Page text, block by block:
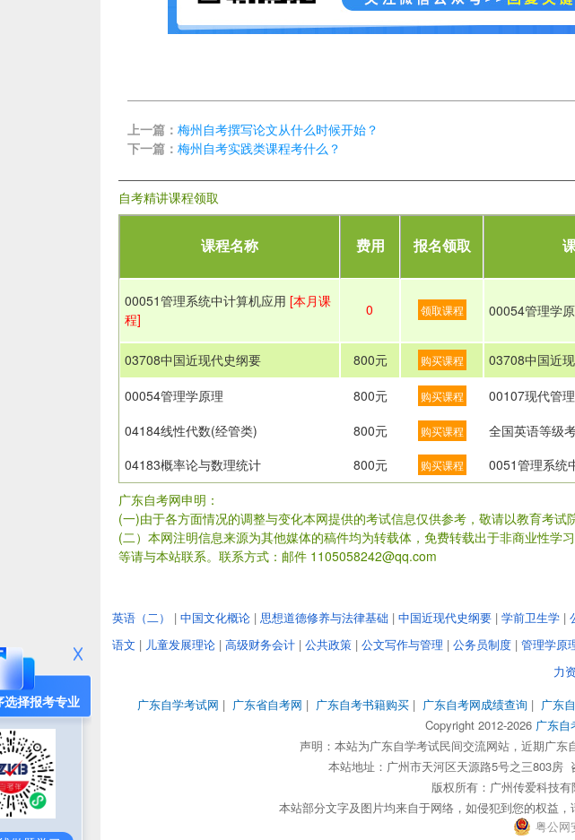
上一篇： 梅州自考撰写论文从什么时候开始？
下一篇： 梅州自考实践类课程考什么？
自考精讲课程领取
课程名称 费用 报名领取
00051管理系统中计算机应用 [本月课
程]
0 领取课程 00054管理学
03708中国近现代史纲要 800元 购买课程 03708中国近
00054管理学原理 800元 购买课程 00107现代管
04184线性代数(经管类) 800元 购买课程 全国英语等级
04183概率论与数理统计 800元 购买课程 0051管理系统
广东自考网申明：
(一)由于各方面情况的调整与变化本网提供的考试信息仅供参考，敬请以教育考试
(二）本网注明信息来源为其他媒体的稿件均为转载体，免费转载出于非商业性学
等请与本站联系。联系方式：邮件 1105058242@qq.com
选择报考专业
英语（二） | 中国文化概论 | 思想道德修养与法律基础 | 中国近现代史纲要 | 学前卫生学 |
语文 | 儿童发展理论 | 高级财务会计 | 公共政策 | 公文写作与管理 | 公务员制度 | 管理学原
力
广东自学考试网 | 广东省自考网 | 广东自考书籍购买 | 广东自考网成绩查询 | 广东
Copyright 2012-2026 广东自
声明：本站为广东自学考试民间交流网站，近期广东
本站地址：广州市天河区天源路5号之三803房
版权所有： 广州传爱科技有
本站部分文字及图片均来自于网络，如侵犯到您的权益
粤公网